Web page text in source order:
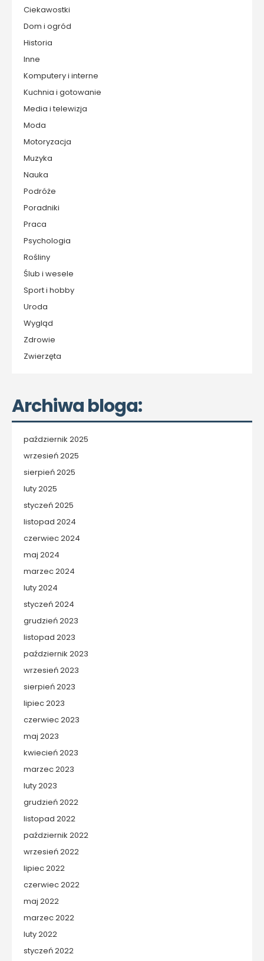
Ciekawostki
Dom i ogród
Historia
Inne
Komputery i interne
Kuchnia i gotowanie
Media i telewizja
Moda
Motoryzacja
Muzyka
Nauka
Podróże
Poradniki
Praca
Psychologia
Rośliny
Ślub i wesele
Sport i hobby
Uroda
Wygląd
Zdrowie
Zwierzęta
Archiwa bloga:
październik 2025
wrzesień 2025
sierpień 2025
luty 2025
styczeń 2025
listopad 2024
czerwiec 2024
maj 2024
marzec 2024
luty 2024
styczeń 2024
grudzień 2023
listopad 2023
październik 2023
wrzesień 2023
sierpień 2023
lipiec 2023
czerwiec 2023
maj 2023
kwiecień 2023
marzec 2023
luty 2023
grudzień 2022
listopad 2022
październik 2022
wrzesień 2022
lipiec 2022
czerwiec 2022
maj 2022
marzec 2022
luty 2022
styczeń 2022